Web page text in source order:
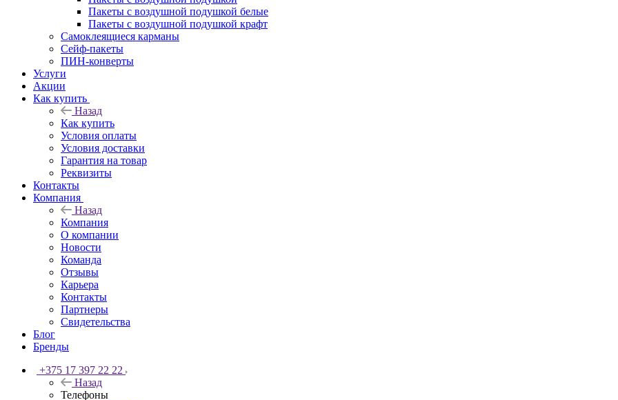
Пакеты с воздушной подушкой белые
Пакеты с воздушной подушкой крафт
Самоклеящиеся карманы
Сейф-пакеты
ПИН-конверты
Услуги
Акции
Как купить
Назад
Как купить
Условия оплаты
Условия доставки
Гарантия на товар
Реквизиты
Контакты
Компания
Назад
Компания
О компании
Новости
Команда
Отзывы
Карьера
Контакты
Партнеры
Свидетельства
Блог
Бренды
+375 17 397 22 22
Назад
Телефоны